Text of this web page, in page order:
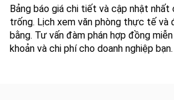
Bảng báo giá chi tiết và cập nhật
trống. Lịch xem văn phòng thực tế và
bằng. Tư vấn đàm phán hợp đồng
khoản và chi phí cho doanh nghiệp bạn.